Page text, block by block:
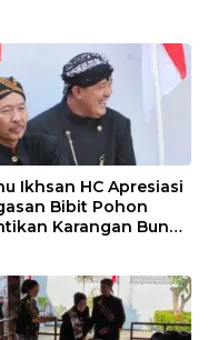
Ikhsan HC Apresiasi
Bibit Pohon
Karangan Bunga